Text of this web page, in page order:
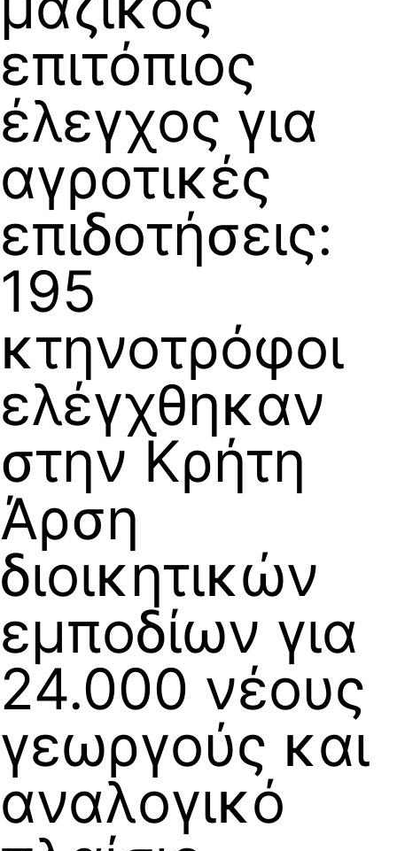
επιτόπιος
έλεγχος για
αγροτικές
επιδοτήσεις:
195
κτηνοτρόφοι
ελέγχθηκαν
στην Κρήτη
Άρση
διοικητικών
εμποδίων για
24.000 νέους
γεωργούς και
αναλογικό